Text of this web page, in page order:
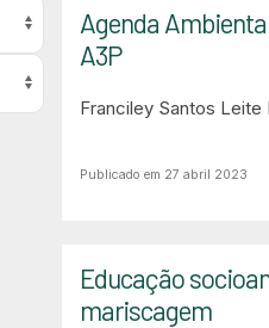
Agenda
A3P
Franciley Santos Leite
Publicado em 27 abril 2023
Educação
mariscagem